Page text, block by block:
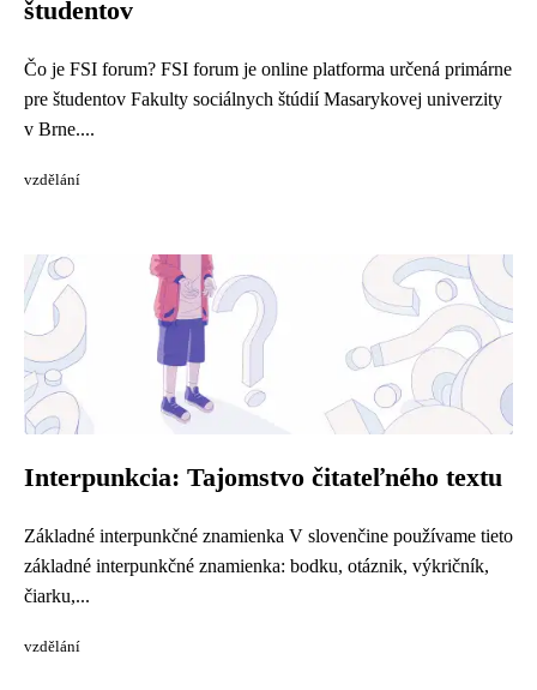
študentov
Čo je FSI forum? FSI forum je online platforma určená primárne
pre študentov Fakulty sociálnych štúdií Masarykovej univerzity
v Brne....
vzdělání
Interpunkcia: Tajomstvo čitateľného textu
Základné interpunkčné znamienka V slovenčine používame tieto
základné interpunkčné znamienka: bodku, otáznik, výkričník,
čiarku,...
vzdělání